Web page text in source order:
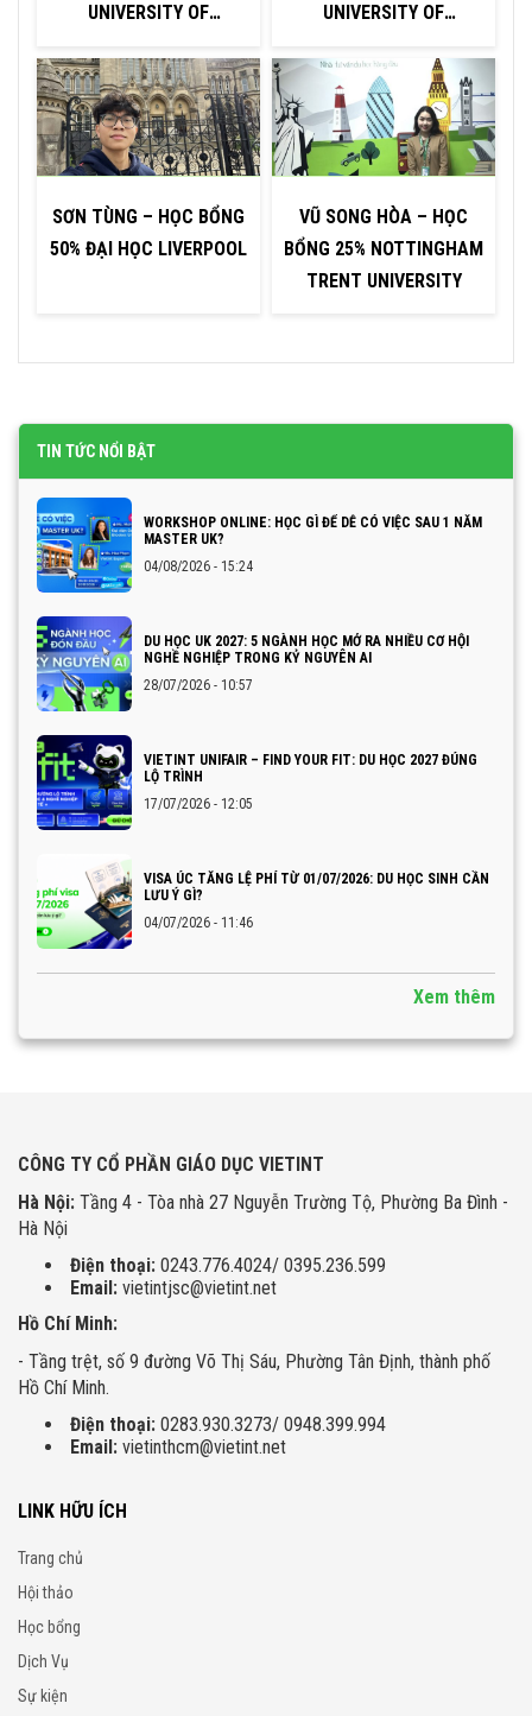
UNIVERSITY OF
SƠN TÙNG – HỌC BỔNG
50% ĐẠI HỌC LIVERPOOL
UNIVERSITY OF
VŨ SONG HÒA – HỌC
BỔNG 25% NOTTINGHAM
TRENT UNIVERSITY
TIN TỨC NỔI BẬT
WORKSHOP ONLINE: HỌC GÌ ĐỂ DỄ CÓ VIỆC SAU 1 NĂM
MASTER UK?
04/08/2026 - 15:24
DU HỌC UK 2027: 5 NGÀNH HỌC MỞ RA NHIỀU CƠ HỘI
NGHỀ NGHIỆP TRONG KỶ NGUYÊN AI
28/07/2026 - 10:57
VIETINT UNIFAIR – FIND YOUR FIT: DU HỌC 2027 ĐÚNG
LỘ TRÌNH
17/07/2026 - 12:05
VISA ÚC TĂNG LỆ PHÍ TỪ 01/07/2026: DU HỌC SINH CẦN
LƯU Ý GÌ?
04/07/2026 - 11:46
Xem thêm
CÔNG TY CỔ PHẦN GIÁO DỤC VIETINT
Hà Nội: Tầng 4 - Tòa nhà 27 Nguyễn Trường Tộ, Phường Ba Đình -
Hà Nội
Điện thoại: 0243.776.4024/ 0395.236.599
Email: vietintjsc@vietint.net
Hồ Chí Minh:
- Tầng trệt, số 9 đường Võ Thị Sáu, Phường Tân Định, thành phố
Hồ Chí Minh.
Điện thoại: 0283.930.3273/ 0948.399.994
Email: vietinthcm@vietint.net
LINK HỮU ÍCH
Trang chủ
Hội thảo
Học bổng
Dịch Vụ
Sự kiện